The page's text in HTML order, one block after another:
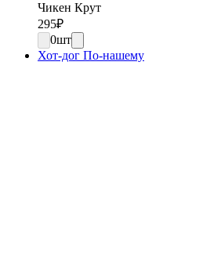
Чикен Крут
295₽
0шт
Хот-дог По-нашему